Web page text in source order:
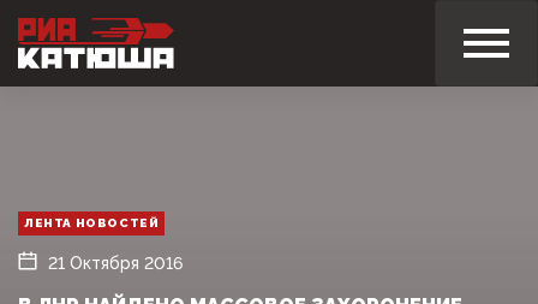
ЛЕНТА НОВОСТЕЙ
21 Октября 2016